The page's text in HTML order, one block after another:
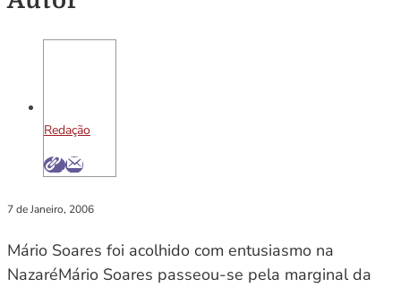
Redação
7 de Janeiro, 2006
Mário Soares foi acolhido com entusiasmo na
NazaréMário Soares passeou-se pela marginal da